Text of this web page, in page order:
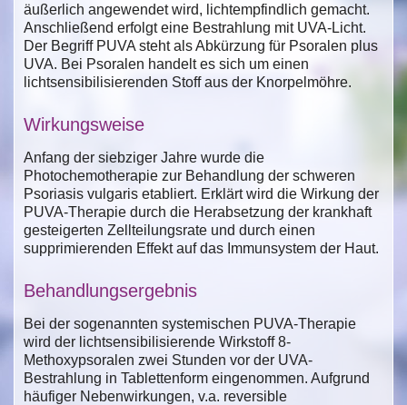
äußerlich angewendet wird, lichtempfindlich gemacht.
Anschließend erfolgt eine Bestrahlung mit UVA-Licht.
Der Begriff PUVA steht als Abkürzung für Psoralen plus
UVA. Bei Psoralen handelt es sich um einen
lichtsensibilisierenden Stoff aus der Knorpelmöhre.
Wirkungsweise
Anfang der siebziger Jahre wurde die
Photochemotherapie zur Behandlung der schweren
Psoriasis vulgaris etabliert. Erklärt wird die Wirkung der
PUVA-Therapie durch die Herabsetzung der krankhaft
gesteigerten Zellteilungsrate und durch einen
supprimierenden Effekt auf das Immunsystem der Haut.
Behandlungsergebnis
Bei der sogenannten systemischen PUVA-Therapie
wird der lichtsensibilisierende Wirkstoff 8-
Methoxypsoralen zwei Stunden vor der UVA-
Bestrahlung in Tablettenform eingenommen. Aufgrund
häufiger Nebenwirkungen, v.a. reversible